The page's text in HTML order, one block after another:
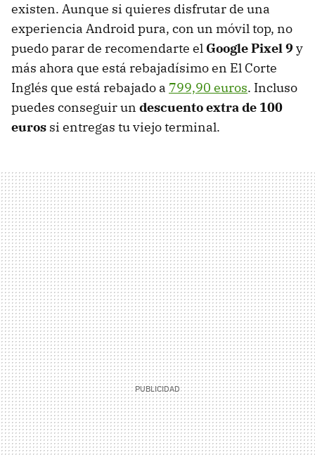
existen. Aunque si quieres disfrutar de una
experiencia Android pura, con un móvil top, no
puedo parar de recomendarte el Google Pixel 9 y
más ahora que está rebajadísimo en El Corte
Inglés que está rebajado a 799,90 euros. Incluso
puedes conseguir un descuento extra de 100
euros si entregas tu viejo terminal.